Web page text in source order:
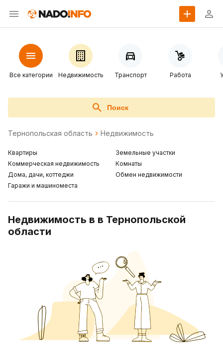
Все категории Недвижимость Транспорт Работа
Поиск
Тернопольская область Недвижимость
Квартиры
Коммерческая недвижимость
Дома, дачи, коттеджи
Гаражи и машиноместа
Земельные участки
Комнаты
Обмен недвижимости
Недвижимость в в Тернопольской
области